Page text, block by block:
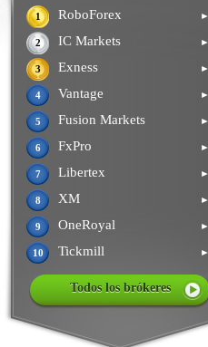
1 RoboForex ►
2 IC Markets ►
3 Exness ►
4 Vantage ►
5 Fusion Markets ►
6 FxPro ►
7 Libertex ►
8 XM ►
9 OneRoyal ►
10 Tickmill ►
Todos los brókeres